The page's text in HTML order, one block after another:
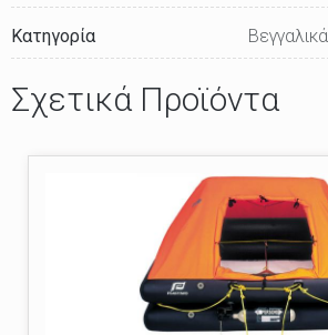
Κατηγορία Βεγγαλικά
Σχετικά Προϊόντα